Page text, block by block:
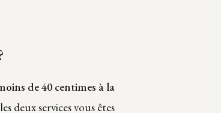
de 40 centimes à la
deux services vous êtes